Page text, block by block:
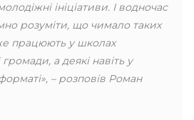
ініціативи. І водночас
розуміти, що чимало таких
працюють у школах
а деякі навіть у
– розповів Роман